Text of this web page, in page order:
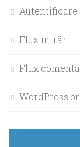
Autentificare
Flux intrări
Flux